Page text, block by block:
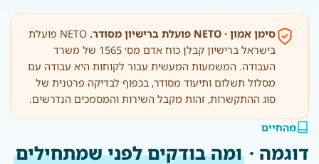
סימן אמון · NETO פועלת ברישיון מסודר.
NETO פועלת
בישראל ברישיון קבלן כוח אדם מס׳ 1565 של משרד
העבודה. המשמעות המעשית עבור לקוחות היא עבודה עם
מסלול תשלום ותיעוד מסודר, בכפוף לבדיקה פרטנית של
סוג ההתקשרות, זהות מקבל השירות והמסמכים הנדרשים.
מהחיים
דוגמה · ומה בודקים לפני שמתחילים